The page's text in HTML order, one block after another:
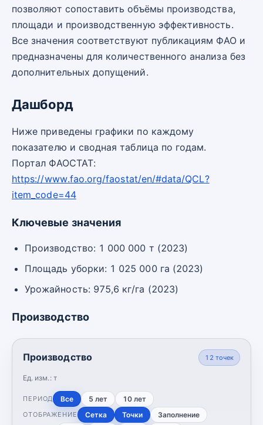
позволяют сопоставить объёмы производства,
площади и производственную эффективность.
Все значения соответствуют публикациям ФАО и
предназначены для количественного анализа без
дополнительных допущений.
Дашборд
Ниже приведены графики по каждому
показателю и сводная таблица по годам.
Портал ФАОСТАТ:
https://www.fao.org/faostat/en/#data/QCL?
item_code=44
Ключевые значения
Производство: 1 000 000 т (2023)
Площадь уборки: 1 025 000 га (2023)
Урожайность: 975,6 кг/га (2023)
Производство
Производство
Ед. изм.: т
12 точек
ПЕРИОД Все 5 лет 10 лет
ОТОБРАЖЕНИЕ Сетка Точки Заполнение